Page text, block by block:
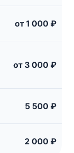
от 1 000 ₽
от 3 000 ₽
5 500 ₽
2 000 ₽